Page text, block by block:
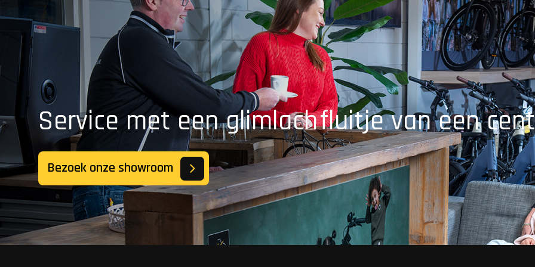
Service met een glimlachfluitje van een
Bezoek onze showroom